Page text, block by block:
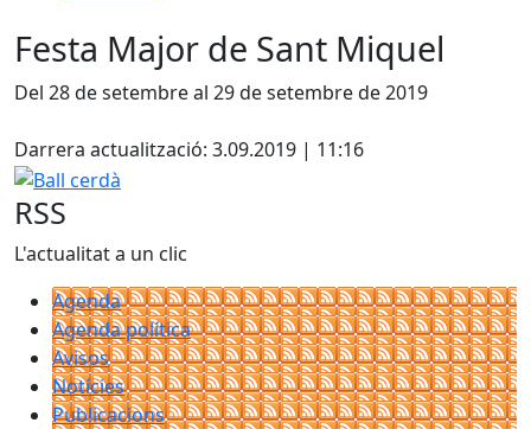
Festa Major de Sant Miquel
Del 28 de setembre al 29 de setembre de 2019
Darrera actualització: 3.09.2019 | 11:16
Ball cerdà
RSS
L'actualitat a un clic
Agenda
Agenda política
Avisos
Notícies
Publicacions